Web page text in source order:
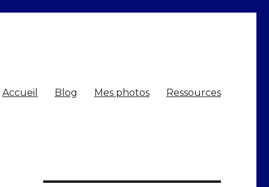
Accueil Blog Mes photos Ressources